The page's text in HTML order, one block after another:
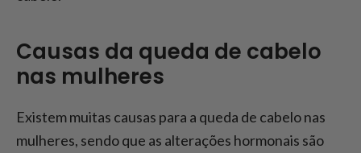
Causas da queda de cabelo
nas mulheres
Existem muitas causas para a queda de cabelo nas
mulheres, sendo que as alterações hormonais são